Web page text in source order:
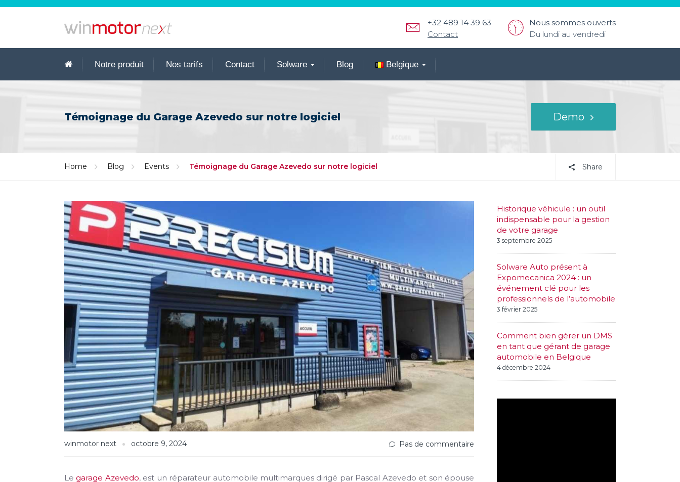
Nous sommes ouverts
Du lundi au vendredi
+32 489 14 39 63
Contact
Notre produit Nos tarifs Contact Solware Blog Belgique
Témoignage du Garage Azevedo sur notre logiciel Demo
Home Blog Events Témoignage du Garage Azevedo sur notre logiciel Share
winmotor next octobre 9, 2024 Pas de commentaire
Le garage Azevedo, est un réparateur automobile multimarques dirigé par Pascal Azevedo et son épouse
Historique véhicule : un outil
indispensable pour la gestion
de votre garage
3 septembre 2025
Solware Auto présent à
Expomecanica 2024 : un
événement clé pour les
professionnels de l’automobile
3 février 2025
Comment bien gérer un DMS
en tant que gérant de garage
automobile en Belgique
4 décembre 2024